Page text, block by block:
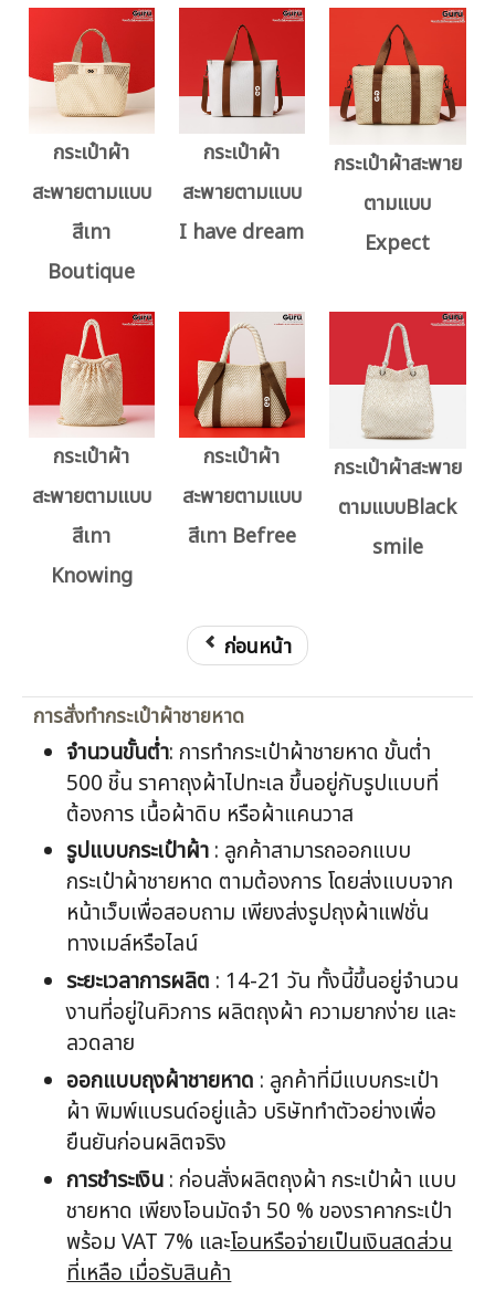
กระเป๋าผ้า
สะพายตามแบบ
สีเทา
Boutique
กระเป๋าผ้า
สะพายตามแบบ
I have dream
กระเป๋าผ้าสะพาย
ตามแบบ
Expect
กระเป๋าผ้า
สะพายตามแบบ
สีเทา
Knowing
กระเป๋าผ้า
สะพายตามแบบ
สีเทา Befree
กระเป๋าผ้าสะพาย
ตามแบบBlack
smile
ก่อนหน้า
การสั่งทำกระเป๋าผ้าชายหาด
จำนวนขั้นต่ำ: การทำกระเป๋าผ้าชายหาด ขั้นต่ำ
500 ชิ้น ราคาถุงผ้าไปทะเล ขึ้นอยู่กับรูปแบบที่
ต้องการ เนื้อผ้าดิบ หรือผ้าแคนวาส
รูปแบบกระเป๋าผ้า : ลูกค้าสามารถออกแบบ
กระเป๋าผ้าชายหาด ตามต้องการ โดยส่งแบบจาก
หน้าเว็บเพื่อสอบถาม เพียงส่งรูปถุงผ้าแฟชั่น
ทางเมล์หรือไลน์
ระยะเวลาการผลิต : 14-21 วัน ทั้งนี้ขึ้นอยู่จำนวน
งานที่อยู่ในคิวการ ผลิตถุงผ้า ความยากง่าย และ
ลวดลาย
ออกแบบถุงผ้าชายหาด : ลูกค้าที่มีแบบกระเป๋า
ผ้า พิมพ์แบรนด์อยู่แล้ว บริษัททำตัวอย่างเพื่อ
ยืนยันก่อนผลิตจริง
การชำระเงิน : ก่อนสั่งผลิตถุงผ้า กระเป๋าผ้า แบบ
ชายหาด เพียงโอนมัดจำ 50 % ของราคากระเป๋า
พร้อม VAT 7% และโอนหรือจ่ายเป็นเงินสดส่วน
ที่เหลือ เมื่อรับสินค้า